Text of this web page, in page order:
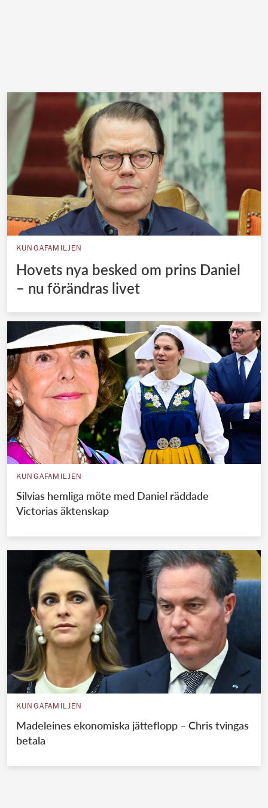
KUNGAFAMILJEN
Hovets nya besked om prins Daniel
– nu förändras livet
KUNGAFAMILJEN
Silvias hemliga möte med Daniel räddade
Victorias äktenskap
KUNGAFAMILJEN
Madeleines ekonomiska jätteflopp – Chris tvingas
betala